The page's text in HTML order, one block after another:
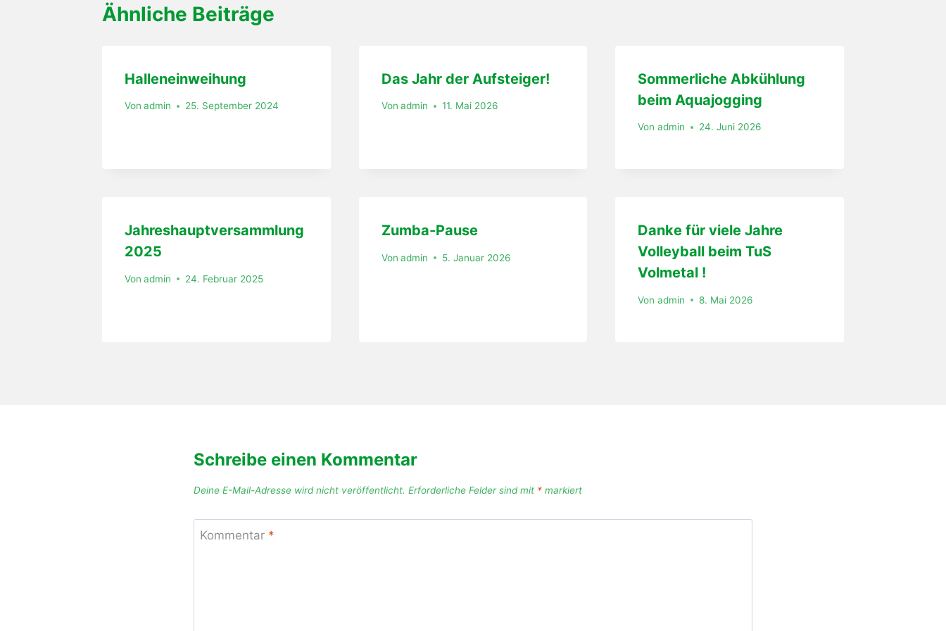
Ähnliche Beiträge
Halleneinweihung
Von admin 25. September 2024
Das Jahr der Aufsteiger!
Von admin 11. Mai 2026
Sommerliche Abkühlung
beim Aquajogging
Von admin 24. Juni 2026
Jahreshauptversammlung
2025
Von admin 24. Februar 2025
Zumba-Pause
Von admin 5. Januar 2026
Danke für viele Jahre
Volleyball beim TuS
Volmetal !
Von admin 8. Mai 2026
Schreibe einen Kommentar
Deine E-Mail-Adresse wird nicht veröffentlicht. Erforderliche Felder sind mit * markiert
Kommentar *